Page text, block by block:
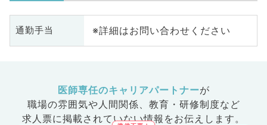
通勤手当 ※詳細はお問い合わせください
医師専任のキャリアパートナーが
職場の雰囲気や人間関係、 教育・研修制度など
求人票に掲載されていない情報をお伝えします。